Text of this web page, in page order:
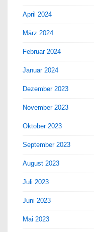
April 2024
März 2024
Februar 2024
Januar 2024
Dezember 2023
November 2023
Oktober 2023
September 2023
August 2023
Juli 2023
Juni 2023
Mai 2023